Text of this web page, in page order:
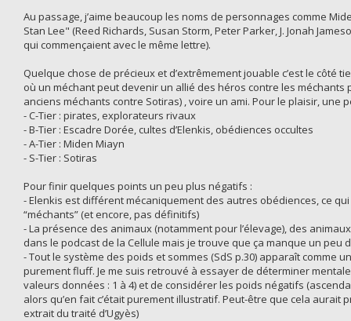
Au passage, j’aime beaucoup les noms de personnages comme
Stan Lee" (Reed Richards, Susan Storm, Peter Parker, J. Jonah
qui commençaient avec le même lettre).
Quelque chose de précieux et d’extrêmement jouable c’est le
où un méchant peut devenir un allié des héros contre les
anciens méchants contre Sotiras) , voire un ami. Pour le plaisir, une
- C-Tier : pirates, explorateurs rivaux
- B-Tier : Escadre Dorée, cultes d’Elenkis, obédiences occultes
- A-Tier : Miden Miayn
- S-Tier : Sotiras
Pour finir quelques points un peu plus négatifs :
- Elenkis est différent mécaniquement des autres obédiences, ce
“méchants” (et encore, pas définitifs)
- La présence des animaux (notamment pour l’élevage), des
dans le podcast de la Cellule mais je trouve que ça manque un peu
- Tout le système des poids et sommes (SdS p.30) apparaît comme
purement fluff. Je me suis retrouvé à essayer de déterminer
valeurs données : 1 à 4) et de considérer les poids négatifs
alors qu’en fait c’était purement illustratif. Peut-être que cela
extrait du traité d’Ugyès)